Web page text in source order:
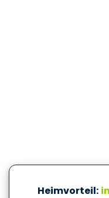
Heimvorteil: in